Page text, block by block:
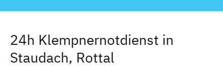
24h Klempnernotdienst in
Staudach, Rottal